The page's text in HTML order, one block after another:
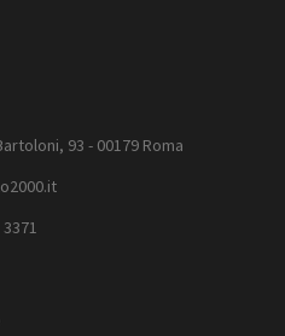
93 - 00179 Roma